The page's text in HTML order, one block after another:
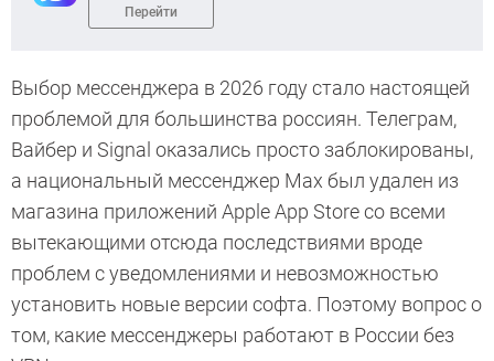
Перейти
Выбор мессенджера в 2026 году стало настоящей
проблемой для большинства россиян. Телеграм,
Вайбер и Signal оказались просто заблокированы,
а национальный мессенджер Max был удален из
магазина приложений Apple App Store со всеми
вытекающими отсюда последствиями вроде
проблем с уведомлениями и невозможностью
установить новые версии софта. Поэтому вопрос о
том, какие мессенджеры работают в России без